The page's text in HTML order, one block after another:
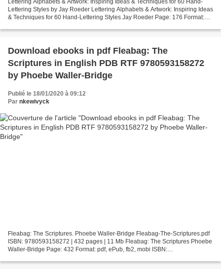
Lettering Alphabets & Artwork: Inspiring Ideas & Techniques for 60 Hand-
Lettering Styles by Jay Roeder Lettering Alphabets & Artwork: Inspiring Ideas
& Techniques for 60 Hand-Lettering Styles Jay Roeder Page: 176 Format:
Download ebooks in pdf Fleabag: The
Scriptures in English PDB RTF 9780593158272
by Phoebe Waller-Bridge
Publié le 18/01/2020 à 09:12
Par nkewivyck
Fleabag: The Scriptures. Phoebe Waller-Bridge Fleabag-The-Scriptures.pdf
ISBN: 9780593158272 | 432 pages | 11 Mb Fleabag: The Scriptures Phoebe
Waller-Bridge Page: 432 Format: pdf, ePub, fb2, mobi ISBN: